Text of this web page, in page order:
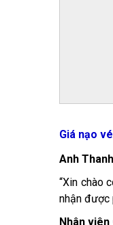
Giá nạo
Anh
“Xin chào
nhận được
Nhân viên